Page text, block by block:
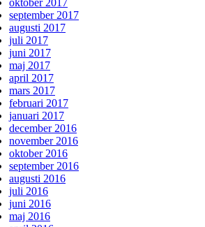
oktober 2017
september 2017
augusti 2017
juli 2017
juni 2017
maj 2017
april 2017
mars 2017
februari 2017
januari 2017
december 2016
november 2016
oktober 2016
september 2016
augusti 2016
juli 2016
juni 2016
maj 2016